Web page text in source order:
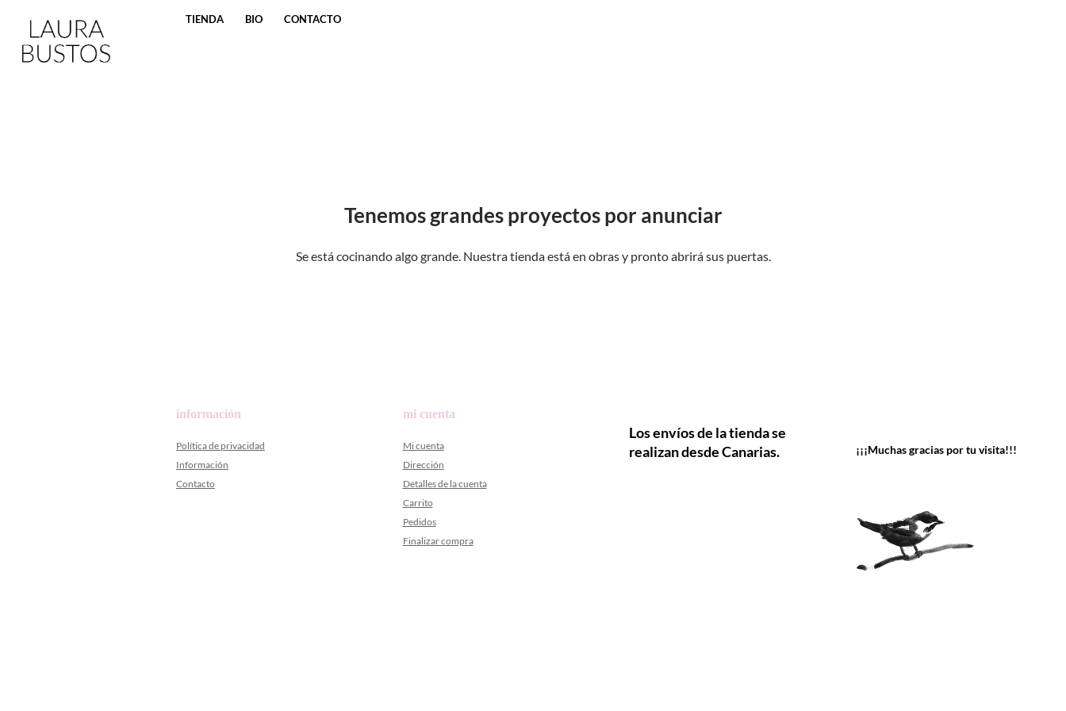
TIENDA
BIO CONTACTO
Tenemos grandes proyectos por anunciar
Se está cocinando algo grande. Nuestra tienda está en obras y pronto abrirá sus puertas.
información
Política de privacidad
Información
Contacto
mi cuenta
Mi cuenta
Dirección
Detalles de la cuenta
Carrito
Pedidos
Finalizar compra
Los envíos de la tienda se
realizan desde Canarias.
¡¡¡Muchas gracias por tu visita!!!